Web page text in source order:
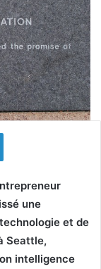
Linkedin
une
et de
Seattle,
intelligence